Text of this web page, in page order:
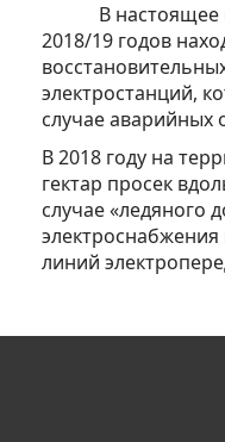
В настоящее
2018/19 годов
электростанций,
случае
В 2018 году на
гектар просек
случае «ледяного
линий